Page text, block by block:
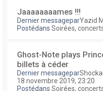
Jaaaaaaaames !!!
Dernier messageparYazid
Postédans Soirées,
Ghost-Note plays
billets à céder
Dernier messagepar
18 novembre 2019, 23:20
Postédans Soirées,